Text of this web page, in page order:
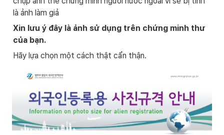
là ảnh làm giả
Xin lưu ý đây là ảnh sử dụng trên chứng minh thư
của bạn.
Hãy lựa chọn một cách thật cẩn thận.